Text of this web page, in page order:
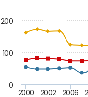
2000 2002 2006
0
100
200